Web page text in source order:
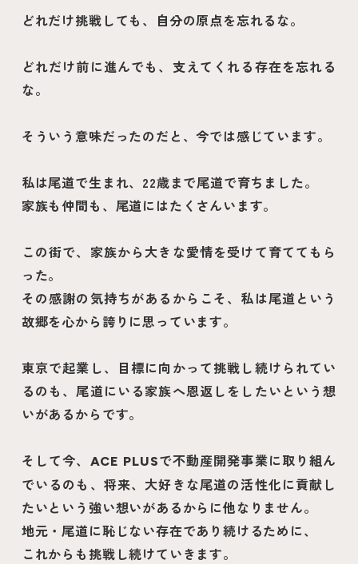
どれだけ挑戦しても、自分の原点を忘れるな。
どれだけ前に進んでも、支えてくれる存在を忘れる
な。
そういう意味だったのだと、今では感じています。
私は尾道で生まれ、22歳まで尾道で育ちました。
家族も仲間も、尾道にはたくさんいます。
この街で、家族から大きな愛情を受けて育ててもら
った。
その感謝の気持ちがあるからこそ、私は尾道という
故郷を心から誇りに思っています。
東京で起業し、目標に向かって挑戦し続けられてい
るのも、尾道にいる家族へ恩返しをしたいという想
いがあるからです。
そして今、 ACE PLUSで不動産開発事業に取り組ん
でいるのも、将来、大好きな尾道の活性化に貢献し
たいという強い想いがあるからに他なりません。
地元・尾道に恥じない存在であり続けるために、
これからも挑戦し続けていきます。